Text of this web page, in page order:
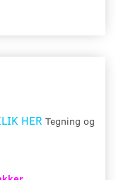
HER Tegning og